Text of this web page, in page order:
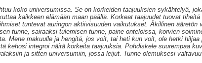
koko universumissa. Se on korkeiden taajuuksien sykähtelyä,
kaikkeen elämään maan päällä. Korkeat taajuudet tuovat tiheitä
tuntevat auringon aktiivisuuden vaikutukset. Äkillinen ääretön
tunne, sairaaksi tulemisen tunne, paine onteloissa, korvien
Mene makuulle ja hengitä, jos voit, tai heti kun voit, ole hetki hiljaa
kehosi integroi näitä korkeita taajuuksia. Pohdiskele suurempaa
ja sitten universumiin, jossa leijut. Tunne olemuksesi